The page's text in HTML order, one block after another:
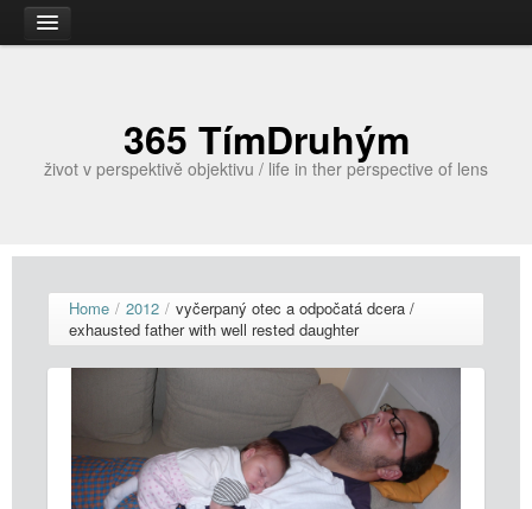
365 TímDruhým
život v perspektivě objektivu / life in ther perspective of lens
Home / 2012 / vyčerpaný otec a odpočatá dcera /
exhausted father with well rested daughter